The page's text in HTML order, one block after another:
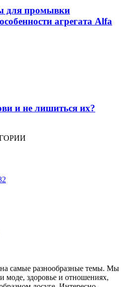
для промывки
агрегата Alfa
и не лишиться их?
самые разнообразные темы. Мы
моде, здоровье и отношениях,